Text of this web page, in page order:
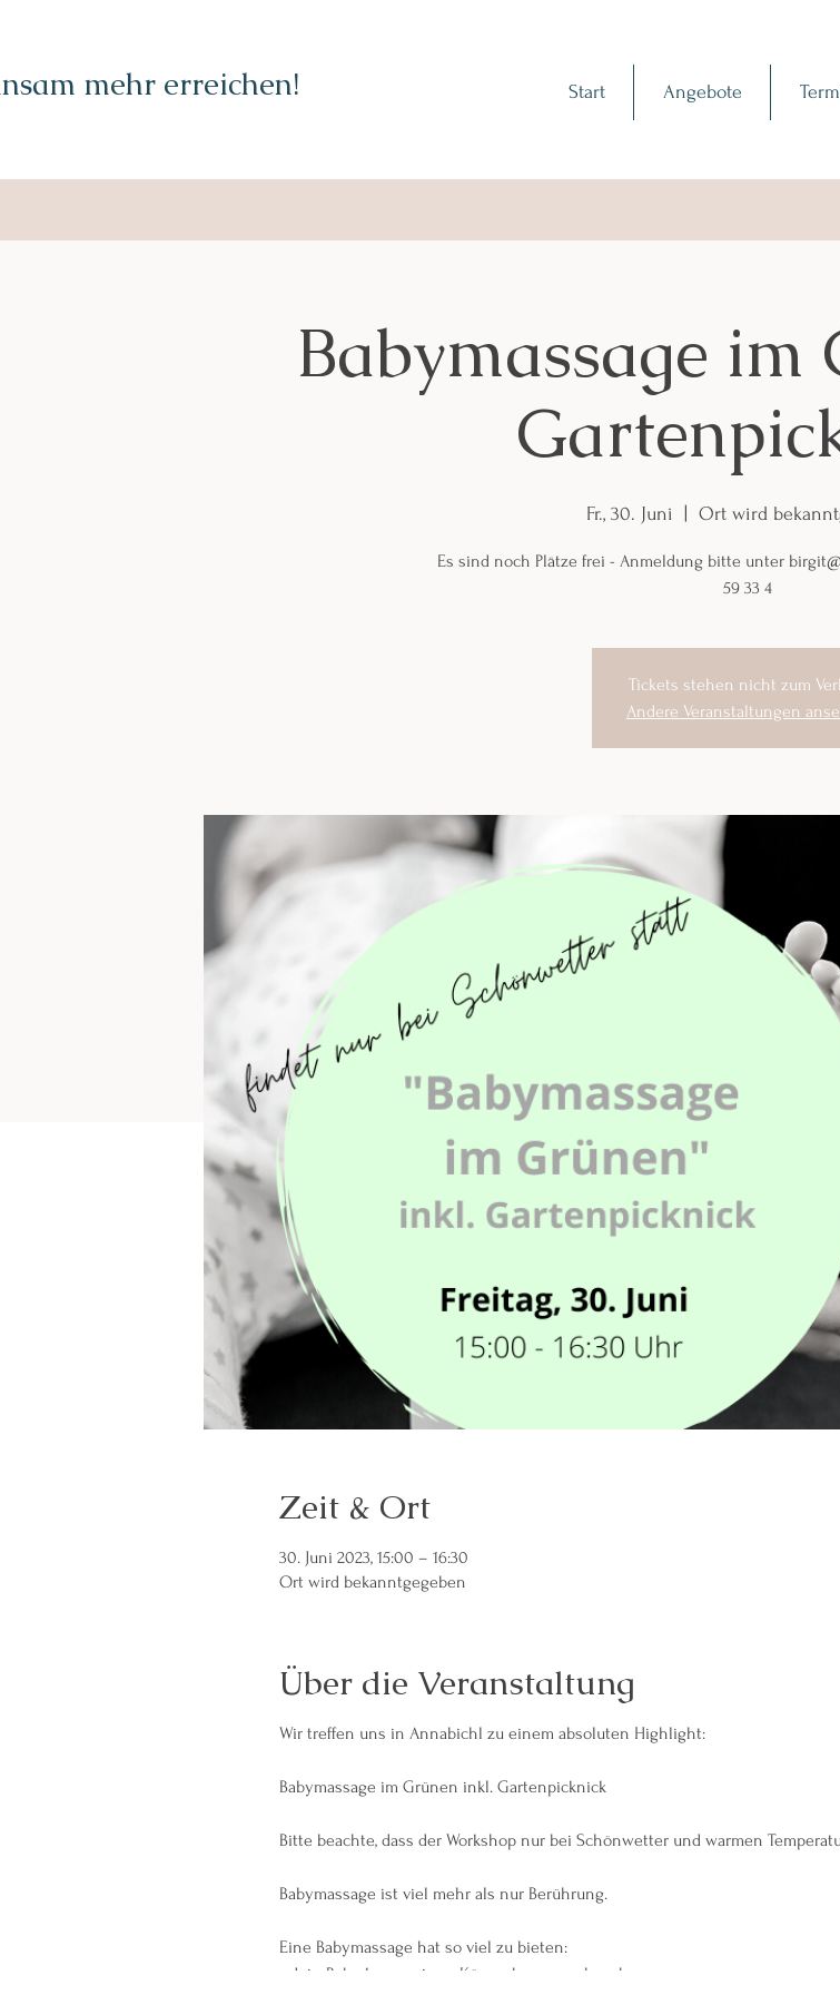
mehr erreichen! Start Angebote
Babymassage
Fr., 30. Juni Ort wird
Es sind noch Plätze frei - Anmeldung bitte unter
59 33 4
Tickets stehen nicht zum
Andere Veranstaltungen
Zeit & Ort
30. Juni 2023, 15:00 – 16:30
Ort wird bekanntgegeben
Über die Veranstaltung
Wir treffen uns in Annabichl zu einem absoluten Highlight:
Babymassage im Grünen inkl. Gartenpicknick
Bitte beachte, dass der Workshop nur bei Schönwetter und warmen
Babymassage ist viel mehr als nur Berührung.
Eine Babymassage hat so viel zu bieten:
- dein Baby kann seinen Körper besser wahrnehmen